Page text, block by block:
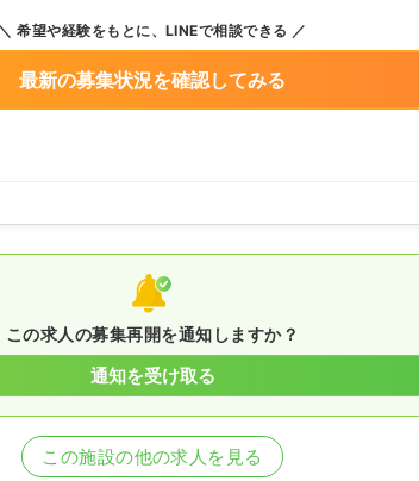
希望や経験をもとに、LINEで相談できる
最新の募集状況を確認してみる
この求人の募集再開を通知しますか？
通知を受け取る
この施設の他の求人を見る